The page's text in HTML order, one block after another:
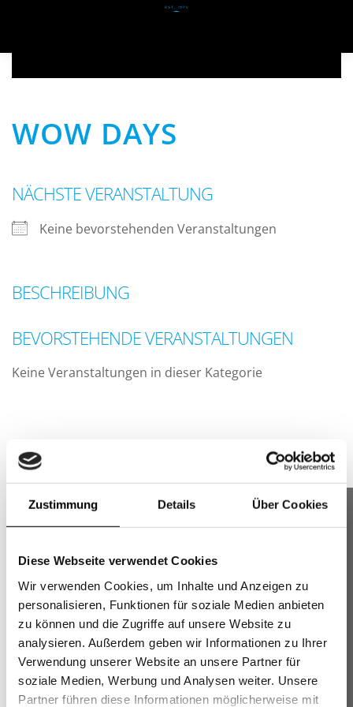
Zustimmung Details Über Cookies
Diese Webseite verwendet Cookies
Wir verwenden Cookies, um Inhalte und Anzeigen zu
personalisieren, Funktionen für soziale Medien anbieten
zu können und die Zugriffe auf unsere Website zu
analysieren. Außerdem geben wir Informationen zu Ihrer
Verwendung unserer Website an unsere Partner für
soziale Medien, Werbung und Analysen weiter. Unsere
Partner führen diese Informationen möglicherweise mit
WOW DAYS
NÄCHSTE VERANSTALTUNG
Keine bevorstehenden Veranstaltungen
BESCHREIBUNG
BEVORSTEHENDE VERANSTALTUNGEN
Keine Veranstaltungen in dieser Kategorie
PopUp
GREIFF FLOW
Moderne Business- und Casualkleidung für Teams –
bequem, hochwertig und professionell.
Anschrift
AWK GmbH & Co. KG
Stuttgarter Str. 112
70736 Fellbach
Telefonische Unterstützung und Beratung